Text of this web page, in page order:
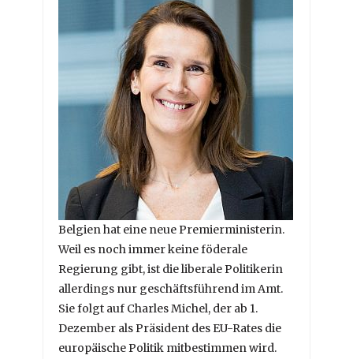
Belgien hat eine neue Premierministerin.
Weil es noch immer keine föderale
Regierung gibt, ist die liberale Politikerin
allerdings nur geschäftsführend im Amt.
Sie folgt auf Charles Michel, der ab 1.
Dezember als Präsident des EU-Rates die
europäische Politik mitbestimmen wird.